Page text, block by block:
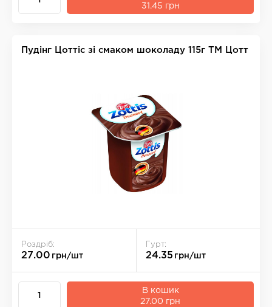
31.45 грн
Пудінг Цоттіс зі смаком шоколаду 115г ТМ Цотт
Роздріб:
27.00 грн/шт
Гурт:
24.35 грн/шт
В кошик
27.00 грн